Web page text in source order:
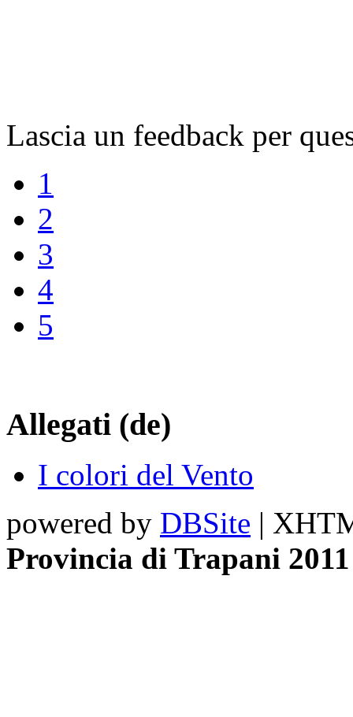
Lascia un feedback per
1
2
3
4
5
Allegati (de)
I colori del Vento
powered by DBSite |
Provincia di Trapani 2011